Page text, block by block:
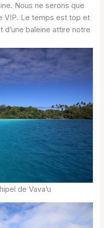
Nous ne serons que
VIP. Le temps est top et
d’une baleine attire notre
de Vava’u